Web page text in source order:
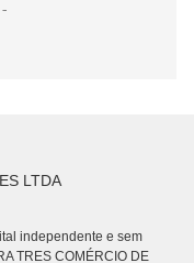
LTDA
independente e sem
TRES COMÉRCIO DE